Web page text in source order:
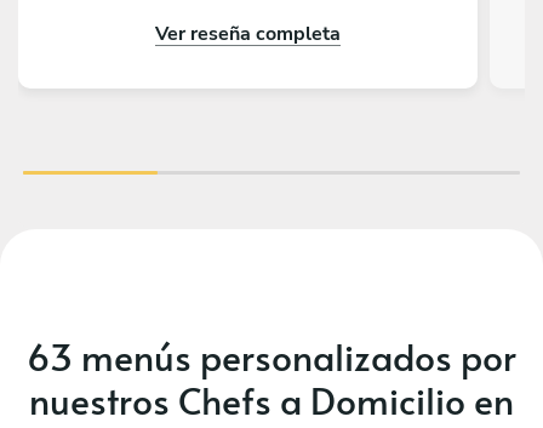
without ever being intrusive. To top it off, they
Ver reseña completa
63 menús personalizados por
nuestros Chefs a Domicilio en